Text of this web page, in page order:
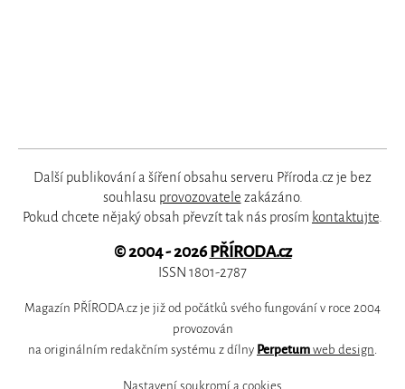
Další publikování a šíření obsahu serveru Příroda.cz je bez
souhlasu provozovatele zakázáno.
Pokud chcete nějaký obsah převzít tak nás prosím kontaktujte.
© 2004 - 2026PŘÍRODA.cz
ISSN 1801-2787
Magazín PŘÍRODA.cz je již od počátků svého fungování v roce 2004
provozován
na originálním redakčním systému z dílny Perpetum web design
Nastavení soukromí a cookies